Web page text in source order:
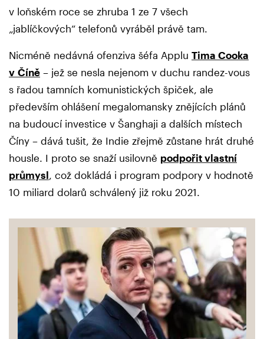
v loňském roce se zhruba 1 ze 7 všech
„jablíčkových“ telefonů vyráběl právě tam.
Nicméně nedávná ofenziva šéfa Applu Tima Cooka
v Číně – jež se nesla nejenom v duchu randez-vous
s řadou tamních komunistických špiček, ale
především ohlášení megalomansky znějících plánů
na budoucí investice v Šanghaji a dalších místech
Číny – dává tušit, že Indie zřejmě zůstane hrát druhé
housle. I proto se snaží usilovně podpořit vlastní
průmysl, což dokládá i program podpory v hodnotě
10 miliard dolarů schválený již roku 2021.